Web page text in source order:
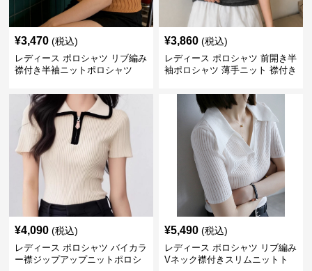
¥3,470 (税込)
レディース ポロシャツ リブ編み
襟付き半袖ニットポロシャツ
¥3,860 (税込)
レディース ポロシャツ 前開き半
袖ポロシャツ 薄手ニット 襟付き
¥4,090 (税込)
レディース ポロシャツ バイカラ
ー襟ジップアップニットポロシ
¥5,490 (税込)
レディース ポロシャツ リブ編み
Vネック襟付きスリムニットト